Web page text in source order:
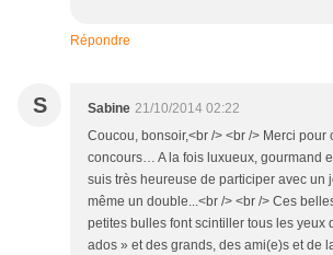
Répondre
S Sabine 21/10/2014 02:22
Coucou, bonsoir,<br /> <br /> Merci pour
concours… A la fois luxueux, gourmand
suis très heureuse de participer avec un
même un double...<br /> <br /> Ces
petites bulles font scintiller tous les yeux
ados » et des grands, des ami(e)s et de